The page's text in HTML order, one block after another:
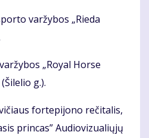
varžybos „Rieda
„Royal Horse
g.).
fortepijono rečitalis,
princas” Audiovizualiųjų